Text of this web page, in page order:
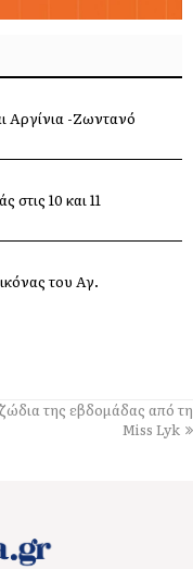
Αργίνια -Ζωντανό
10 και 11
του Αγ.
Αθανασίου Μπεσλεμέ
της εβδομάδας από τη
Miss Lyk